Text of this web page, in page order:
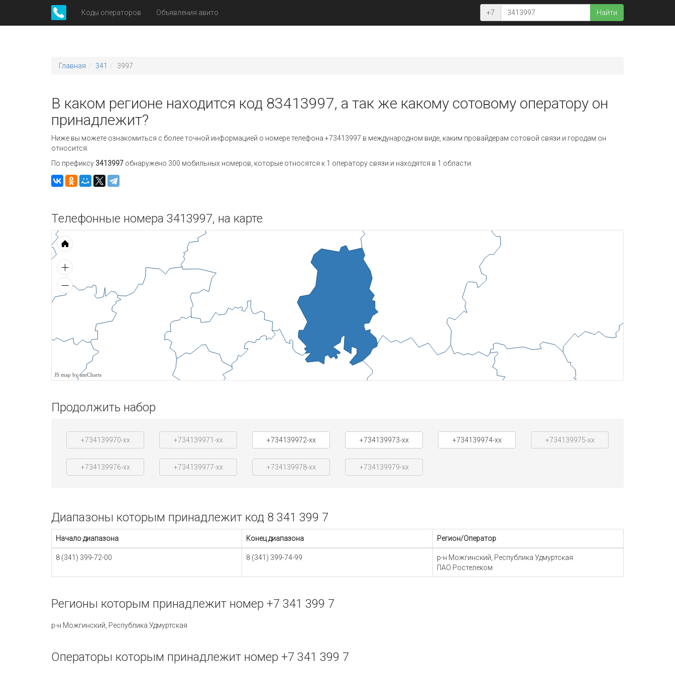
Коды операторов Объявления авито +7 Найти
Главная 341 3997
В каком регионе находится код 83413997, а так же какому сотовому оператору он
принадлежит?
Ниже вы можете ознакомиться с более точной информацией о номере телефона +73413997 в международном виде, каким провайдерам сотовой связи и городам он
относится.
По префиксу 3413997 обнаружено 300 мобильных номеров, которые относятся к 1 оператору связи и находятся в 1 области.
Телефонные номера 3413997, на карте
JS map by amCharts
Продолжить набор
+734139970-xx +734139971-xx +734139972-xx +734139973-xx +734139974-xx +734139975-xx
+734139976-xx +734139977-xx +734139978-xx +734139979-xx
Диапазоны которым принадлежит код 8 341 399 7
Начало диапазона Конец диапазона Регион/Оператор
8 (341) 399-72-00 8 (341) 399-74-99
р-н Можгинский, Республика Удмуртская
ПАО Ростелеком
Регионы которым принадлежит номер +7 341 399 7
р-н Можгинский, Республика Удмуртская
Операторы которым принадлежит номер +7 341 399 7